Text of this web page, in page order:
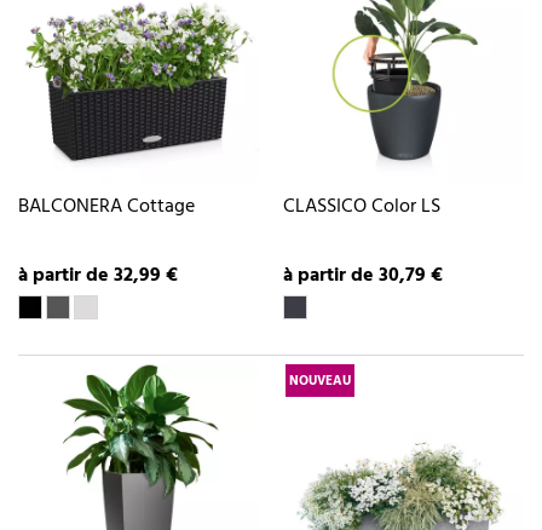
BALCONERA Cottage
à partir de 32,99 €
CLASSICO Color LS
à partir de 30,79 €
NOUVEAU